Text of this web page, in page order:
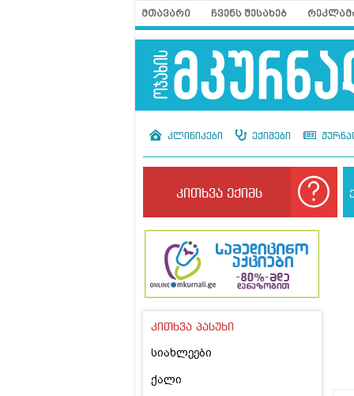
მთავარი ჩვენს შესახებ
კლინიკები ექიმები
კითხვა ექიმს
კითხვა პასუხი
სიახლეები
ქალი